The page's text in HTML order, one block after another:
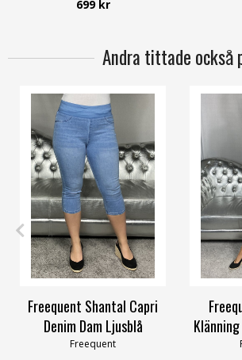
699 kr
Andra tittade också
S M L XL XXL 3XL
Freequent Shantal Capri
Denim Dam Ljusblå
Freequent